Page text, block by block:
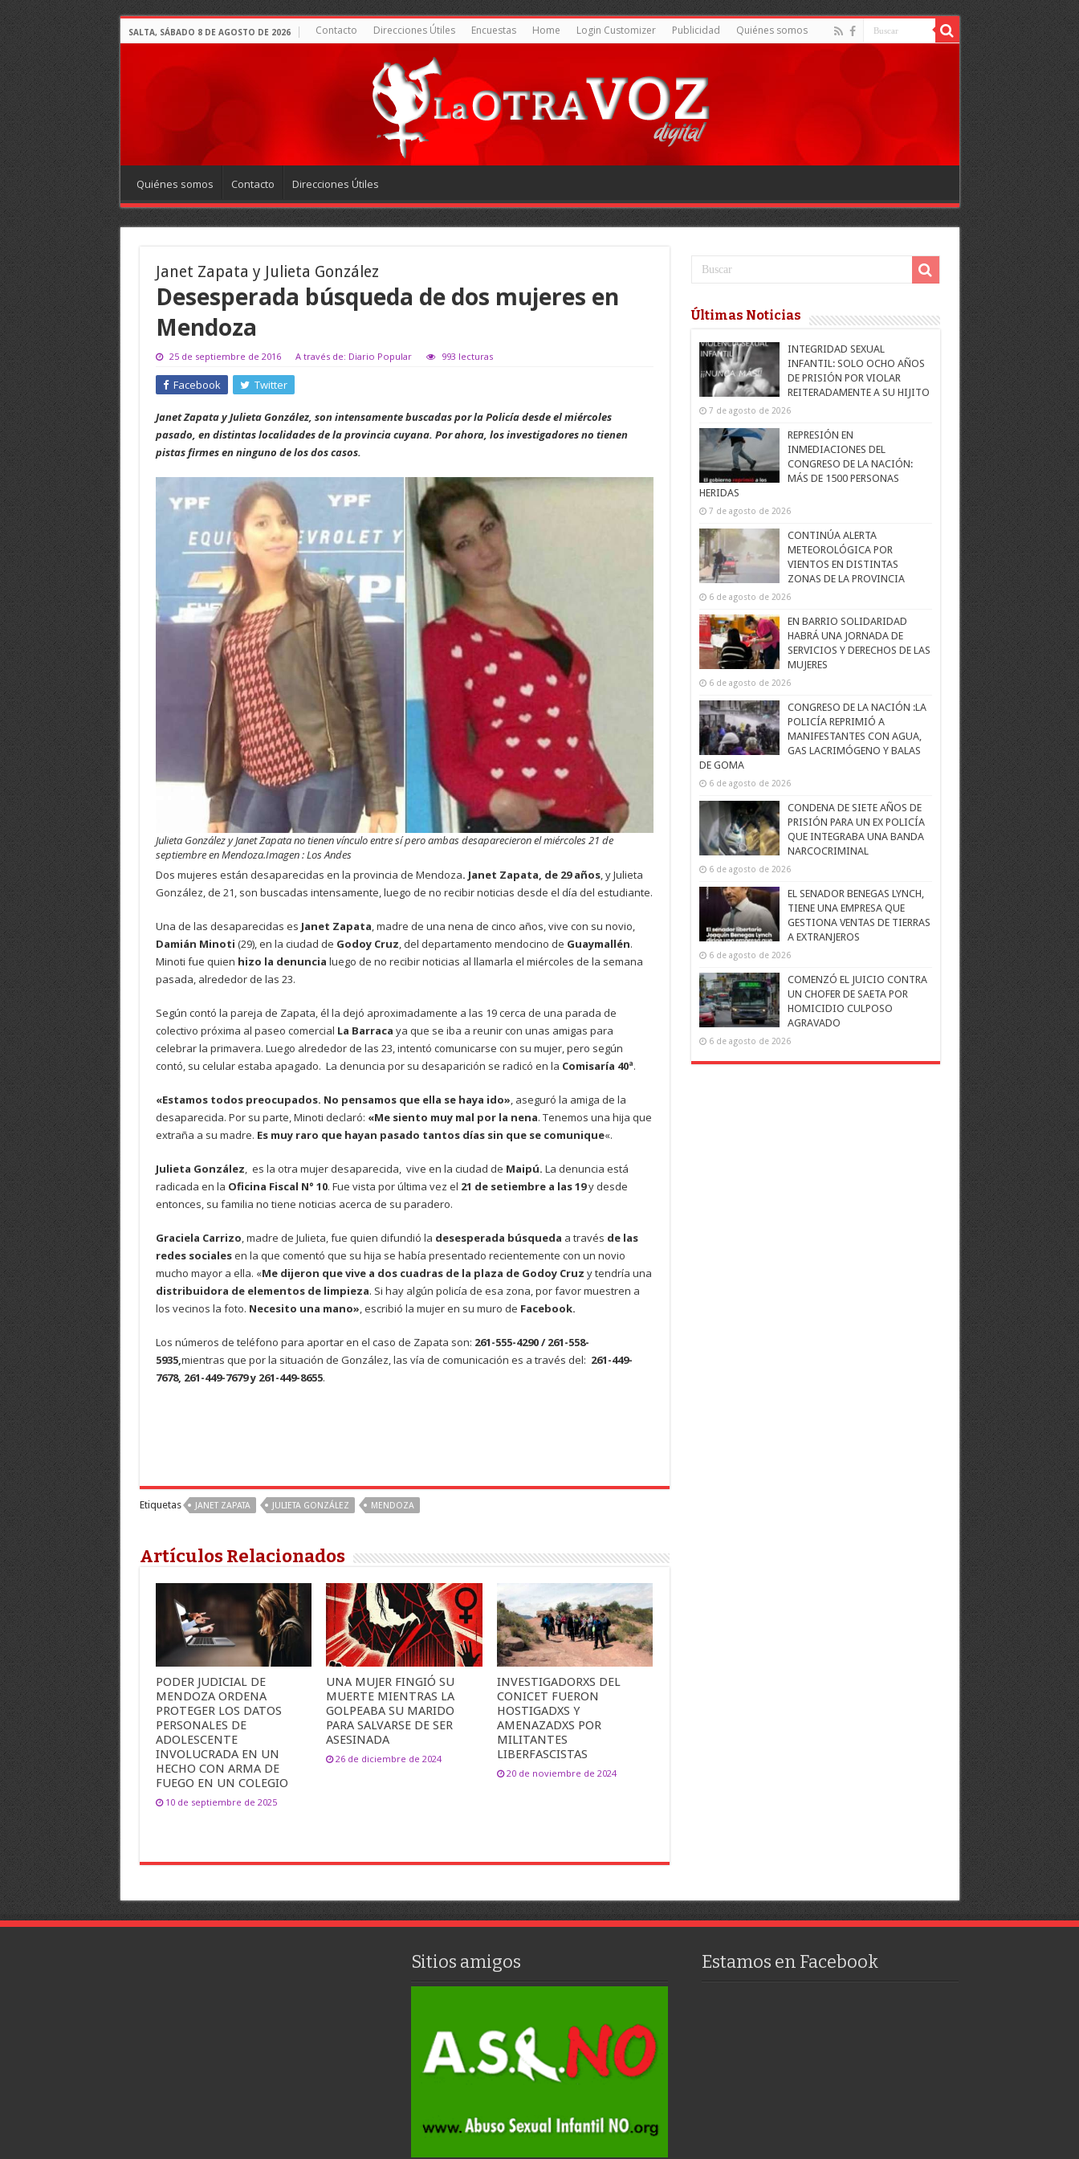
SALTA, SÁBADO 8 DE AGOSTO DE 2026 Contacto Direcciones Útiles Encuestas Home Login Customizer Publicidad Quiénes somos
Quiénes somos Contacto Direcciones Útiles
Janet Zapata y Julieta González
Desesperada búsqueda de dos mujeres en
Mendoza
25 de septiembre de 2016 A través de: Diario Popular 993 lecturas
Facebook Twitter
Janet Zapata y Julieta González, son intensamente buscadas por la Policía desde el miércoles
pasado, en distintas localidades de la provincia cuyana. Por ahora, los investigadores no tienen
pistas firmes en ninguno de los dos casos.
Julieta González y Janet Zapata no tienen vínculo entre sí pero ambas desaparecieron el miércoles 21 de
septiembre en Mendoza.Imagen : Los Andes
Dos mujeres están desaparecidas en la provincia de Mendoza. Janet Zapata, de 29 años, y Julieta
González, de 21, son buscadas intensamente, luego de no recibir noticias desde el día del estudiante.
Una de las desaparecidas es Janet Zapata, madre de una nena de cinco años, vive con su novio,
Damián Minoti (29), en la ciudad de Godoy Cruz, del departamento mendocino de Guaymallén.
Minoti fue quien hizo la denuncia luego de no recibir noticias al llamarla el miércoles de la semana
pasada, alrededor de las 23.
Según contó la pareja de Zapata, él la dejó aproximadamente a las 19 cerca de una parada de
colectivo próxima al paseo comercial La Barraca ya que se iba a reunir con unas amigas para
celebrar la primavera. Luego alrededor de las 23, intentó comunicarse con su mujer, pero según
contó, su celular estaba apagado. La denuncia por su desaparición se radicó en la Comisaría 40ª.
«Estamos todos preocupados. No pensamos que ella se haya ido», aseguró la amiga de la
desaparecida. Por su parte, Minoti declaró: «Me siento muy mal por la nena. Tenemos una hija que
extraña a su madre. Es muy raro que hayan pasado tantos días sin que se comunique«.
Julieta González, es la otra mujer desaparecida, vive en la ciudad de Maipú. La denuncia está
radicada en la Oficina Fiscal N° 10. Fue vista por última vez el 21 de setiembre a las 19y desde
entonces, su familia no tiene noticias acerca de su paradero.
Graciela Carrizo, madre de Julieta, fue quien difundió la desesperada búsqueda a través de las
redes socialesen la que comentó que su hija se había presentado recientemente con un novio
mucho mayor a ella. «Me dijeron que vive a dos cuadras de la plaza de Godoy Cruz y tendría una
distribuidora de elementos de limpieza. Si hay algún policía de esa zona, por favor muestren a
los vecinos la foto. Necesito una mano», escribió la mujer en su muro de Facebook.
Los números de teléfono para aportar en el caso de Zapata son: 261-555-4290 / 261-558-
5935,mientras que por la situación de González, las vía de comunicación es a través del: 261-449-
7678, 261-449-7679 y 261-449-8655.
Etiquetas JANET ZAPATA JULIETA GONZÁLEZ MENDOZA
Artículos Relacionados
PODER JUDICIAL DE
MENDOZA ORDENA
PROTEGER LOS DATOS
PERSONALES DE
ADOLESCENTE
INVOLUCRADA EN UN
HECHO CON ARMA DE
FUEGO EN UN COLEGIO
10 de septiembre de 2025
UNA MUJER FINGIÓ SU
MUERTE MIENTRAS LA
GOLPEABA SU MARIDO
PARA SALVARSE DE SER
ASESINADA
26 de diciembre de 2024
INVESTIGADORXS DEL
CONICET FUERON
HOSTIGADXS Y
AMENAZADXS POR
MILITANTES
LIBERFASCISTAS
20 de noviembre de 2024
Últimas Noticias
INTEGRIDAD SEXUAL
INFANTIL: SOLO OCHO AÑOS
DE PRISIÓN POR VIOLAR
REITERADAMENTE A SU HIJITO
7 de agosto de 2026
REPRESIÓN EN
INMEDIACIONES DEL
CONGRESO DE LA NACIÓN:
MÁS DE 1500 PERSONAS
HERIDAS
7 de agosto de 2026
CONTINÚA ALERTA
METEOROLÓGICA POR
VIENTOS EN DISTINTAS
ZONAS DE LA PROVINCIA
6 de agosto de 2026
EN BARRIO SOLIDARIDAD
HABRÁ UNA JORNADA DE
SERVICIOS Y DERECHOS DE LAS
MUJERES
6 de agosto de 2026
CONGRESO DE LA NACIÓN :LA
POLICÍA REPRIMIÓ A
MANIFESTANTES CON AGUA,
GAS LACRIMÓGENO Y BALAS
DE GOMA
6 de agosto de 2026
CONDENA DE SIETE AÑOS DE
PRISIÓN PARA UN EX POLICÍA
QUE INTEGRABA UNA BANDA
NARCOCRIMINAL
6 de agosto de 2026
EL SENADOR BENEGAS LYNCH,
TIENE UNA EMPRESA QUE
GESTIONA VENTAS DE TIERRAS
A EXTRANJEROS
6 de agosto de 2026
COMENZÓ EL JUICIO CONTRA
UN CHOFER DE SAETA POR
HOMICIDIO CULPOSO
AGRAVADO
6 de agosto de 2026
Sitios amigos Estamos en Facebook